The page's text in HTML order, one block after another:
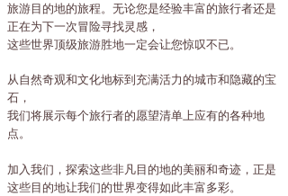
旅游目的地的旅程。无论您是经验丰富的旅行者还是
正在为下一次冒险寻找灵感，
这些世界顶级旅游胜地一定会让您惊叹不已。
从自然奇观和文化地标到充满活力的城市和隐藏的宝
石，
我们将展示每个旅行者的愿望清单上应有的各种地
点。
加入我们，探索这些非凡目的地的美丽和奇迹，正是
这些目的地让我们的世界变得如此丰富多彩。